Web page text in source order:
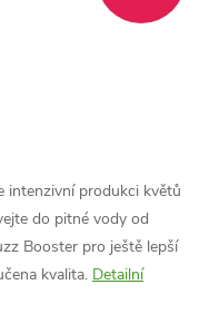
intenzivní produkci květů
do pitné vody od
Booster pro ještě lepší
kvalita. Detailní